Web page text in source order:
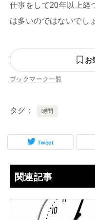
仕事をして20年以上経
は多いのではないでし
お
ブックマーク一覧
タグ 時間
Tweet
関連記事